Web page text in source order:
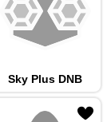
Sky Plus DNB